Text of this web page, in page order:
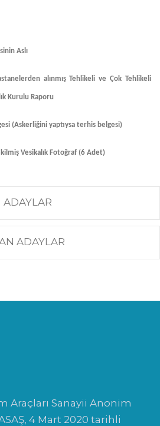
Aslı
alınmış Tehlikeli ve Çok Tehlikeli
Kurulu Raporu
(Askerliğini yaptıysa terhis belgesi)
Vesikalık Fotoğraf (6 Adet)
ADAYLAR
Araçları Sanayii Anonim
4 Mart 2020 tarihli